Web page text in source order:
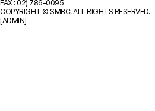
FAX : 02) 786-0095
COPYRIGHT © SMBC. ALL RIGHTS RESERVED.
[ADMIN]